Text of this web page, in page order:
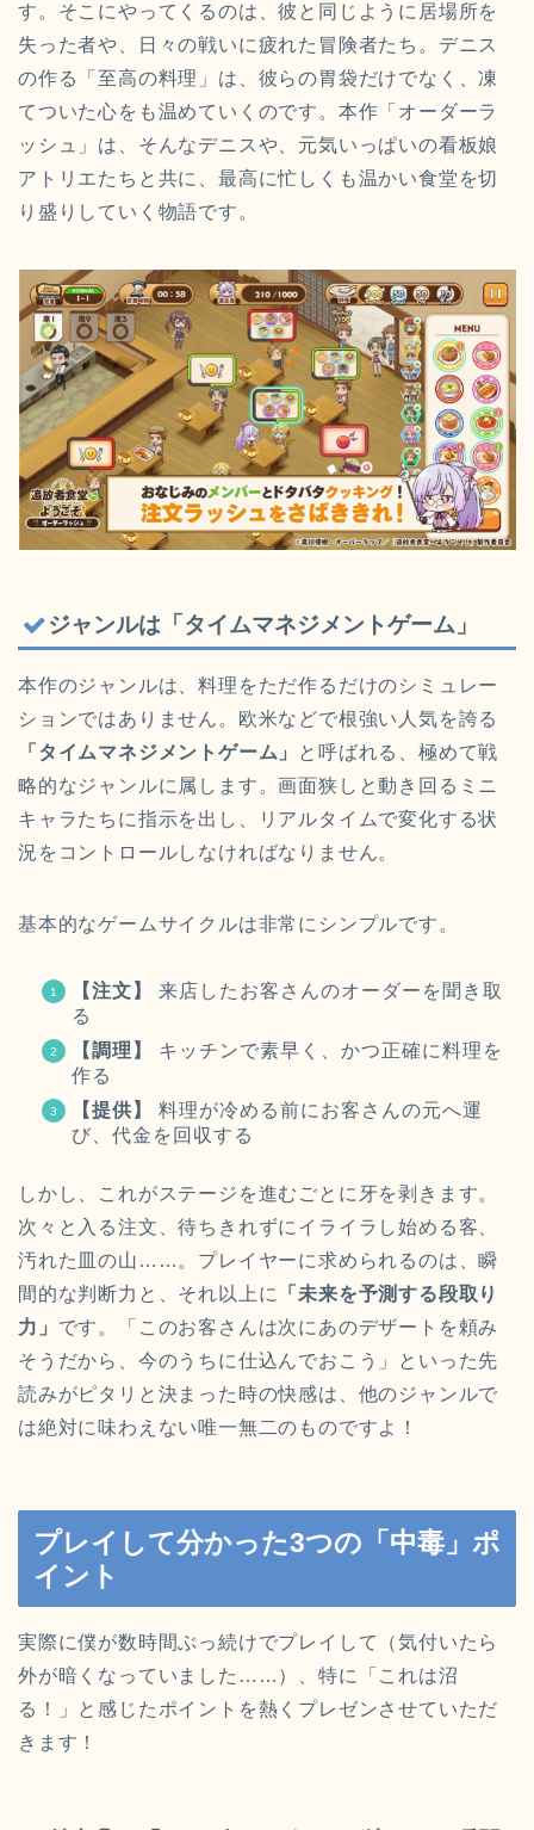
す。そこにやってくるのは、彼と同じように居場所を
失った者や、日々の戦いに疲れた冒険者たち。デニス
の作る「至高の料理」は、彼らの胃袋だけでなく、凍
てついた心をも温めていくのです。本作「オーダーラ
ッシュ」は、そんなデニスや、元気いっぱいの看板娘
アトリエたちと共に、最高に忙しくも温かい食堂を切
り盛りしていく物語です。
ジャンルは「タイムマネジメントゲーム」
本作のジャンルは、料理をただ作るだけのシミュレー
ションではありません。欧米などで根強い人気を誇る
「タイムマネジメントゲーム」
と呼ばれる、極めて戦
略的なジャンルに属します。画面狭しと動き回るミニ
キャラたちに指示を出し、リアルタイムで変化する状
況をコントロールしなければなりません。
基本的なゲームサイクルは非常にシンプルです。
【注文】
来店したお客さんのオーダーを聞き取
る
【調理】
キッチンで素早く、かつ正確に料理を
作る
【提供】
料理が冷める前にお客さんの元へ運
び、代金を回収する
しかし、これがステージを進むごとに牙を剥きます。
次々と入る注文、待ちきれずにイライラし始める客、
汚れた皿の山……。プレイヤーに求められるのは、瞬
間的な判断力と、それ以上に
「未来を予測する段取り
力」 です。「このお客さんは次にあのデザートを頼み
そうだから、今のうちに仕込んでおこう」といった先
読みがピタリと決まった時の快感は、他のジャンルで
は絶対に味わえない唯一無二のものですよ！
プレイして分かった3つの「中毒」ポ
イント
実際に僕が数時間ぶっ続けでプレイして（気付いたら
外が暗くなっていました……）、特に「これは沼
る！」と感じたポイントを熱くプレゼンさせていただ
きます！